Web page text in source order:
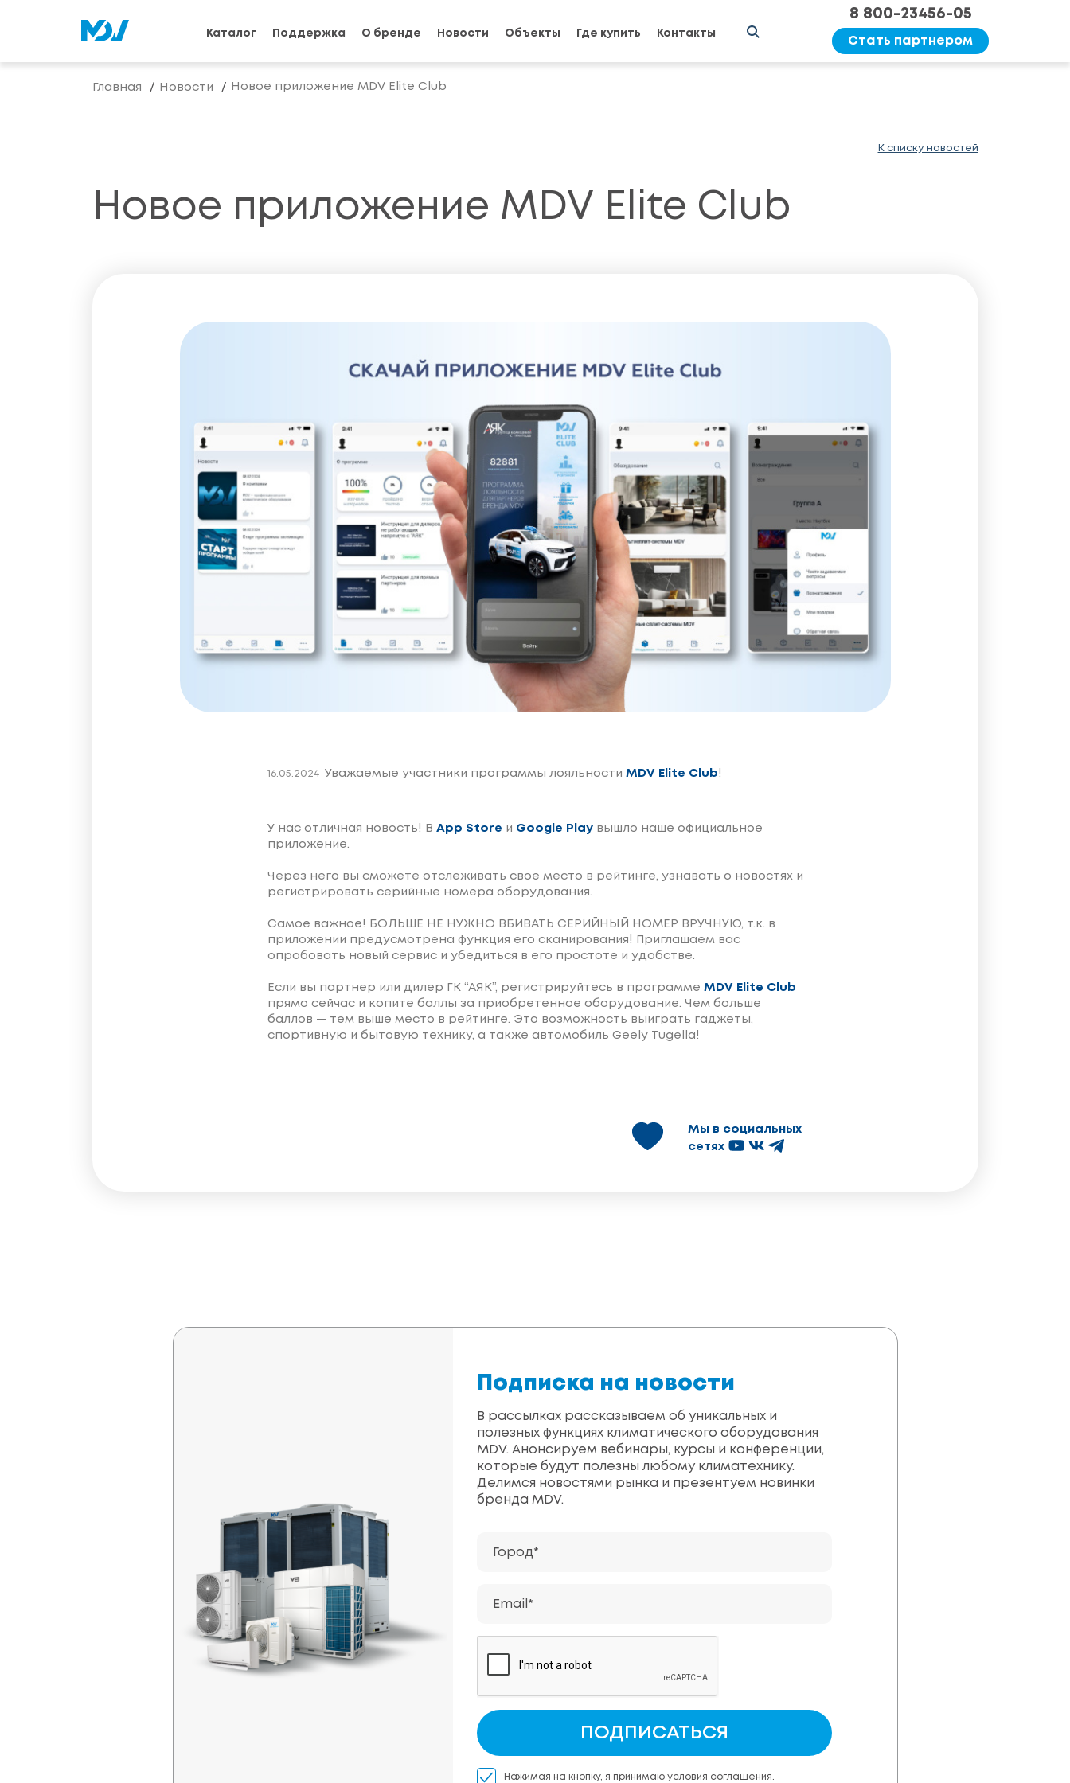
Каталог Поддержка О бренде Новости Объекты Где купить Контакты
8 800-23456-05
Стать партнером
Главная Новости Новое приложение MDV Elite Club
Новое приложение MDV Elite Club
К списку новостей
16.05.2024 Уважаемые участники программы лояльности MDV Elite Club!
У нас отличная новость! В App Store и Google Playвышло наше официальное
приложение.
Через него вы сможете отслеживать свое место в рейтинге, узнавать о новостях и
регистрировать серийные номера оборудования.
Самое важное! БОЛЬШЕ НЕ НУЖНО ВБИВАТЬ СЕРИЙНЫЙ НОМЕР ВРУЧНУЮ, т.к. в
приложении предусмотрена функция его сканирования! Приглашаем вас
опробовать новый сервис и убедиться в его простоте и удобстве.
Если вы партнер или дилер ГК “АЯК”, регистрируйтесь в программе MDV Elite Club
прямо сейчас и копите баллы за приобретенное оборудование. Чем больше
баллов — тем выше место в рейтинге. Это возможность выиграть гаджеты,
спортивную и бытовую технику, а также автомобиль Geely Tugella!
Мы в социальных
сетях
Подписка на новости
В рассылках рассказываем об уникальных и
полезных функциях климатического оборудования
MDV. Анонсируем вебинары, курсы и конференции,
которые будут полезны любому климатехнику.
Делимся новостями рынка и презентуем новинки
бренда MDV.
Город*
Email*
ПОДПИСАТЬСЯ
Нажимая на кнопку, я принимаю условия соглашения.